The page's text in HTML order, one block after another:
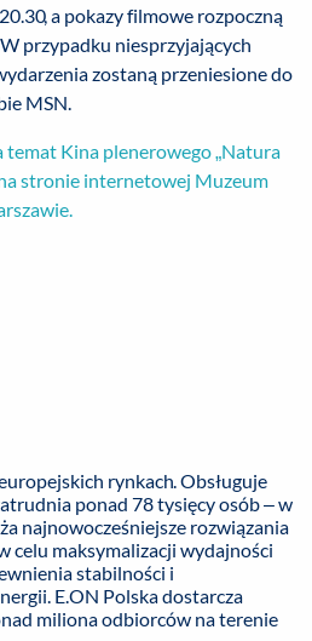
a pokazy filmowe rozpoczną
przypadku niesprzyjających
zostaną przeniesione do
MSN.
Kina plenerowego „Natura
stronie internetowej Muzeum
rynkach. Obsługuje
ponad 78 tysięcy osób – w
najnowocześniejsze rozwiązania
celu maksymalizacji wydajności
stabilności i
E.ON Polska dostarcza
miliona odbiorców na terenie